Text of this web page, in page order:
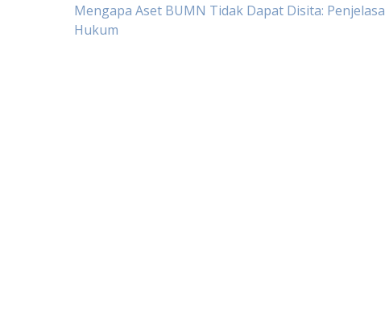
Post
Mengapa Aset BUMN Tidak Dapat Disita:
Hukum